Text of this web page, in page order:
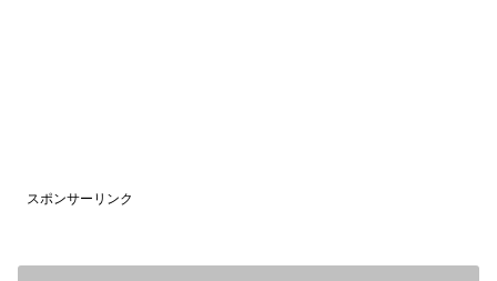
スポンサーリンク